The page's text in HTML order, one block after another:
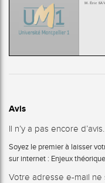
Avis
Il n’y a pas encore d’avis.
Soyez le premier à laisser
sur internet : Enjeux
Votre adresse e-mail